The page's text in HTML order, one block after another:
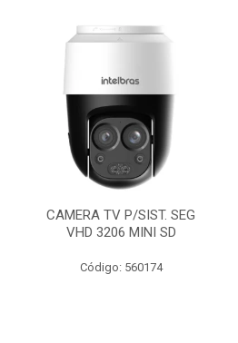
CAMERA TV P/SIST. SEG
VHD 3206 MINI SD
Código: 560174